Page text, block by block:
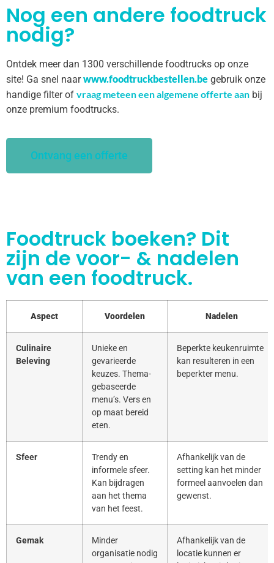
Nog een andere foodtruck
nodig?
Ontdek meer dan 1300 verschillende foodtrucks op onze
site! Ga snel naarwww.foodtruckbestellen.be gebruik onze
handige filter of vraag meteen een algemene offerte aan bij
onze premium foodtrucks.
Ontvang een offerte
Foodtruck boeken? Dit
zijn de voor- & nadelen
van een foodtruck.
Aspect Voordelen Nadelen
Culinaire
Beleving
Unieke en
gevarieerde
keuzes. Thema-
gebaseerde
menu’s. Vers en
op maat bereid
eten.
Beperkte keukenruimte
kan resulteren in een
beperkter menu.
Sfeer
Trendy en
informele sfeer.
Kan bijdragen
aan het thema
van het feest.
Afhankelijk van de
setting kan het minder
formeel aanvoelen dan
gewenst.
Gemak
Minder
organisatie nodig
Afhankelijk van de
locatie kunnen er